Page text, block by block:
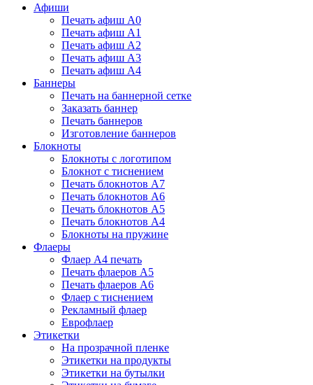
Афиши
Печать афиш А0
Печать афиш А1
Печать афиш А2
Печать афиш А3
Печать афиш А4
Баннеры
Печать на баннерной сетке
Заказать баннер
Печать баннеров
Изготовление баннеров
Блокноты
Блокноты с логотипом
Блокнот с тиснением
Печать блокнотов А7
Печать блокнотов А6
Печать блокнотов А5
Печать блокнотов А4
Блокноты на пружине
Флаеры
Флаер А4 печать
Печать флаеров А5
Печать флаеров А6
Флаер с тиснением
Рекламный флаер
Еврофлаер
Этикетки
На прозрачной пленке
Этикетки на продукты
Этикетки на бутылки